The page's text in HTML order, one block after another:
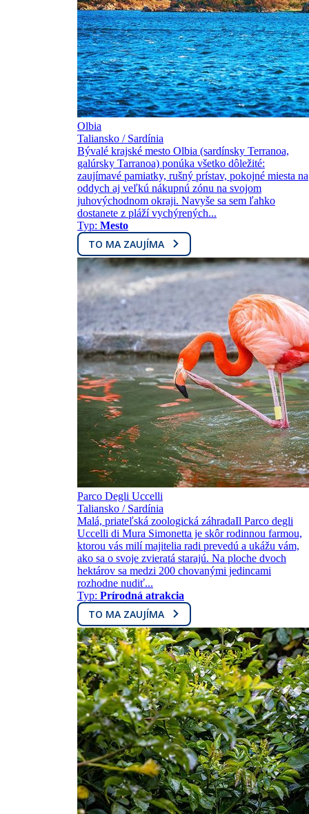
Olbia
Taliansko / Sardínia
Bývalé krajské mesto Olbia (sardínsky Terranoa,
galúrsky Tarranoa) ponúka všetko dôležité:
zaujímavé pamiatky, rušný prístav, pokojné miesta na
oddych aj veľkú nákupnú zónu na svojom
juhovýchodnom okraji. Navyše sa sem ľahko
dostanete z pláží vychýrených...
Typ: Mesto
TO MA ZAUJÍMA
Parco Degli Uccelli
Taliansko / Sardínia
Malá, priateľská zoologická záhradaIl Parco degli
Uccelli di Mura Simonetta je skôr rodinnou farmou,
ktorou vás milí majitelia radi prevedú a ukážu vám,
ako sa o svoje zvieratá starajú. Na ploche dvoch
hektárov sa medzi 200 chovanými jedincami
rozhodne nudiť...
Typ: Prírodná atrakcia
TO MA ZAUJÍMA